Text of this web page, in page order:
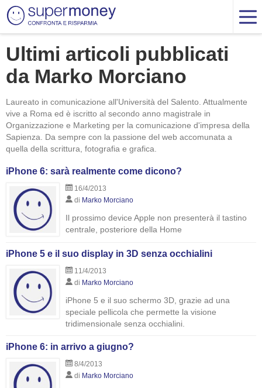
Ultimi articoli pubblicati
da Marko Morciano
Laureato in comunicazione all'Università del Salento. Attualmente
vive a Roma ed è iscritto al secondo anno magistrale in
Organizzazione e Marketing per la comunicazione d'impresa della
Sapienza. Da sempre con la passione del web accomunata a
quella della scrittura, fotografia e grafica.
iPhone 6: sarà realmente come dicono?
16/4/2013
di Marko Morciano
Il prossimo device Apple non presenterà il tastino
centrale, posteriore della Home
iPhone 5 e il suo display in 3D senza occhialini
11/4/2013
di Marko Morciano
iPhone 5 e il suo schermo 3D, grazie ad una
speciale pellicola che permette la visione
tridimensionale senza occhialini.
iPhone 6: in arrivo a giugno?
8/4/2013
di Marko Morciano